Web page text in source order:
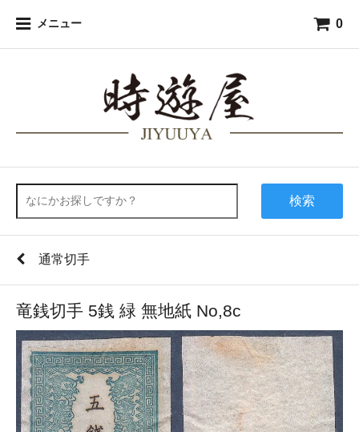
メニュー 0
検索
通常切手
竜銭切手 5銭 緑 無地紙 No,8c